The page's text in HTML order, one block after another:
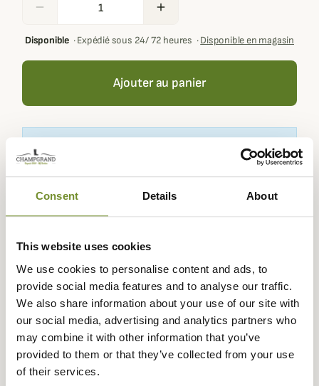
Consent Details About
This website uses cookies
We use cookies to personalise content and ads, to
provide social media features and to analyse our traffic.
We also share information about your use of our site with
our social media, advertising and analytics partners who
may combine it with other information that you’ve
provided to them or that they’ve collected from your use
of their services.
remove add
Disponible·Expédié sous 24/ 72 heures ·Disponible en magasin
Ajouter au panier
pour pouvoir obtenir des récompenses fidélité.
la journée
retour sous
90 jours
euros
Description